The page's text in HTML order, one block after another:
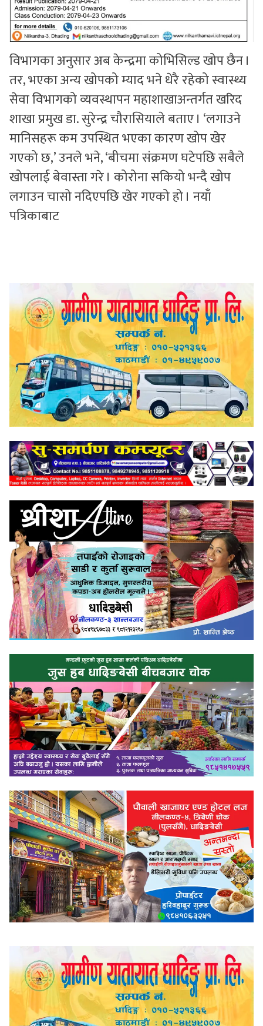
विभागका अनुसार अब केन्द्रमा कोभिसिल्ड खोप छैन ।
तर, भएका अन्य खोपको म्याद भने धेरै रहेको स्वास्थ्य
सेवा विभागको व्यवस्थापन महाशाखाअन्तर्गत खरिद
शाखा प्रमुख डा. सुरेन्द्र चौरासियाले बताए । ‘लगाउने
मानिसहरू कम उपस्थित भएका कारण खोप खेर
गएको छ,’ उनले भने, ‘बीचमा संक्रमण घटेपछि सबैले
खोपलाई बेवास्ता गरे । कोरोना सकियो भन्दै खोप
लगाउन चासो नदिएपछि खेर गएको हो । नयाँ
पत्रिकाबाट